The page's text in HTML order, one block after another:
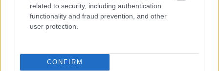
related to security, including authentication
functionality and fraud prevention, and other
user protection.
CONFIRM
Σύμφωνα με την ΑΑΔΕ, με τις νέες τεχνολογίες
στην «φαρέτρα» της, οι φορολογικοί έλεγχοι και
κλάδους και επιχειρήσεις με μεγάλο φορολογικό
κενό, υψηλή παραβατικότητα και αποκλίσεις